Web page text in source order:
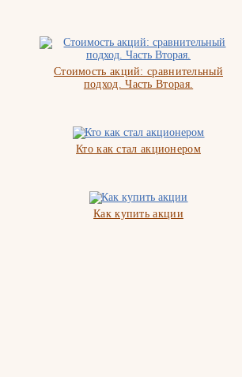
Стоимость акций: сравнительный
подход. Часть Вторая.
Кто как стал акционером
Как купить акции